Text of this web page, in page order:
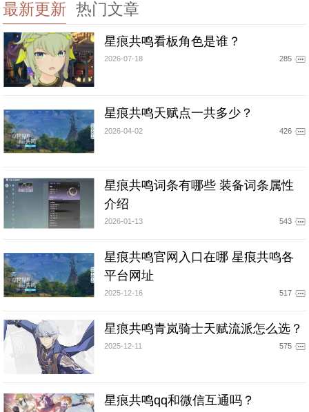
最新更新 热门文章
星痕共鸣看板角色是谁？
2026-07-18 285
星痕共鸣天赋点一共多少？
2026-04-02 426
星痕共鸣词条有哪些 装备词条属性
介绍
2026-01-13 543
星痕共鸣官网入口在哪 星痕共鸣各
平台网址
2025-12-16 517
星痕共鸣青岚骑士天赋流派怎么选？
2025-12-11 575
星痕共鸣qq和微信互通吗？